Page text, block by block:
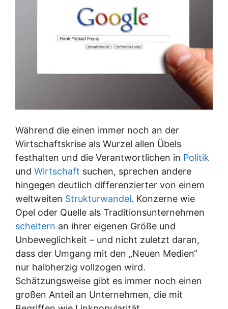
Während die einen immer noch an der
Wirtschaftskrise als Wurzel allen Übels
festhalten und die Verantwortlichen in Politik
und Wirtschaft suchen, sprechen andere
hingegen deutlich differenzierter von einem
weltweiten Strukturwandel. Konzerne wie
Opel oder Quelle als Traditionsunternehmen
scheitern an ihrer eigenen Größe und
Unbeweglichkeit – und nicht zuletzt daran,
dass der Umgang mit den „Neuen Medien“
nur halbherzig vollzogen wird.
Schätzungsweise gibt es immer noch einen
großen Anteil an Unternehmen, die mit